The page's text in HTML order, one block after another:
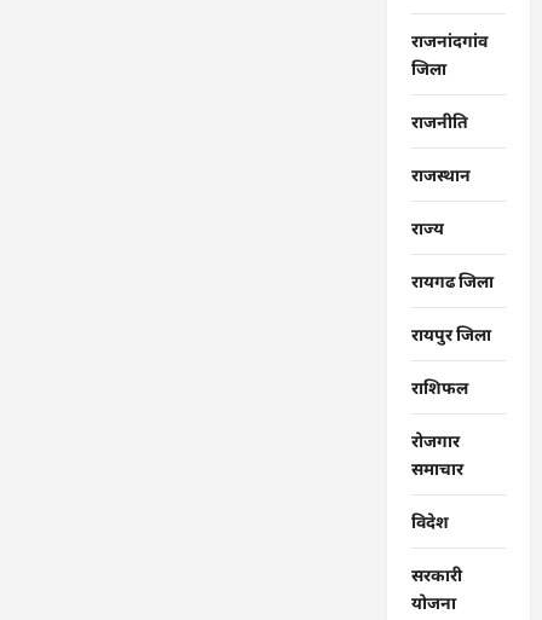
राजनांदगांव
जिला
राजनीति
राजस्थान
राज्‍य
रायगढ जिला
रायपुर जिला
राशिफल
रोजगार
समाचार
विदेश
सरकारी
योजना